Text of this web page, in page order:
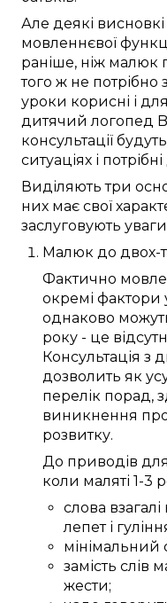
Але деякі висновкі
мовленнєвої
раніше, ніж малюк
того ж не потрібно
уроки корисні і
дитячий логопед
консультації
ситуаціях і потрібні
Виділяютьтри
них має свої
заслуговують уваги
Малюк до двох-
Фактично
окремі фактори
однаково
року - це
Консультація з
дозволить як
перелік порад ,
виникнення
розвитку.
До приводів
коли маляті 1-3
слова взагалі
лепеті
мінімальний
замість слів
жести;